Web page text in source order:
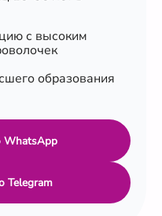
с высоким
образования
WhatsApp
Telegram